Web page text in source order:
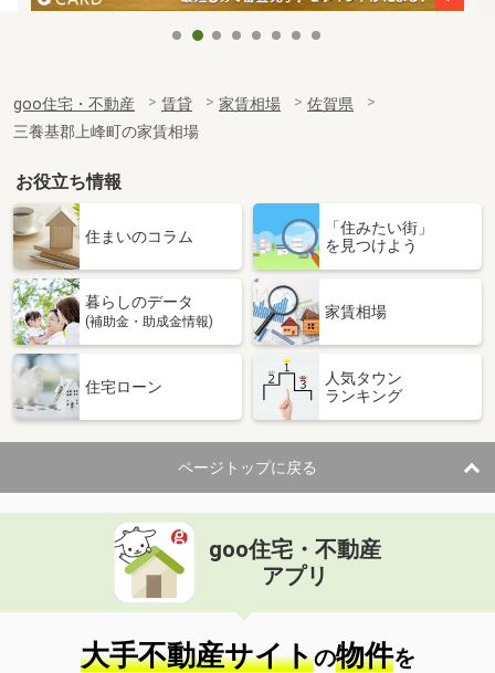
goo住宅・不動産 賃貸 家賃相場
佐賀県
三養基郡上峰町の家賃相場
お役立ち情報
住まいのコラム
「住みたい街」
を見つけよう
暮らしのデータ
(補助金・助成金情報)
家賃相場
住宅ローン
人気タウン
ランキング
ページトップに戻る
goo住宅・不動産
アプリ
大手不動産サイトの物件を